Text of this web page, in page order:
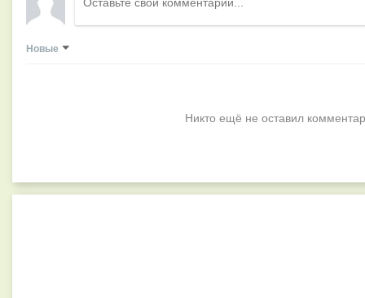
Новые
Никто ещё не оставил